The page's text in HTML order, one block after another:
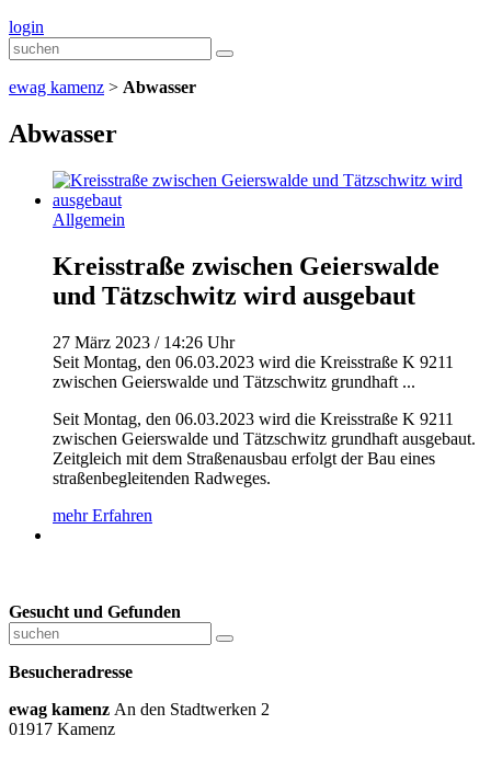
login
ewag kamenz > Abwasser
Abwasser
Allgemein
Kreisstraße zwischen Geierswalde
und Tätzschwitz wird ausgebaut
27 März 2023 / 14:26 Uhr
Seit Montag, den 06.03.2023 wird die Kreisstraße K 9211
zwischen Geierswalde und Tätzschwitz grundhaft ...
Seit Montag, den 06.03.2023 wird die Kreisstraße K 9211
zwischen Geierswalde und Tätzschwitz grundhaft ausgebaut.
Zeitgleich mit dem Straßenausbau erfolgt der Bau eines
straßenbegleitenden Radweges.
mehr Erfahren
Gesucht und Gefunden
Besucheradresse
ewag kamenz An den Stadtwerken 2
01917 Kamenz